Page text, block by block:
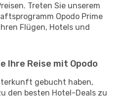
Treten Sie unserem
Opodo Prime
Flügen, Hotels und
Ihre Reise mit Opodo
gebucht haben,
den besten Hotel-Deals zu